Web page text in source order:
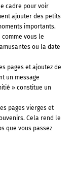
cadre pour voir
ajouter des petits
importants.
vous le
ou la date
pages et ajoutez de
un message
» constitue un
pages vierges et
Cela rend le
que vous passez